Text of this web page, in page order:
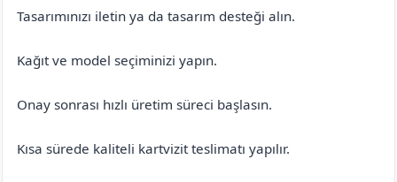
Tasarımınızı iletin ya da tasarım desteği alın.
Kağıt ve model seçiminizi yapın.
Onay sonrası hızlı üretim süreci başlasın.
Kısa sürede kaliteli kartvizit teslimatı yapılır.